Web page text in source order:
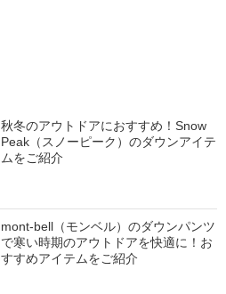
秋冬のアウトドアにおすすめ！Snow
Peak（スノーピーク）のダウンアイテ
ムをご紹介
mont-bell（モンベル）のダウンパンツ
で寒い時期のアウトドアを快適に！お
すすめアイテムをご紹介